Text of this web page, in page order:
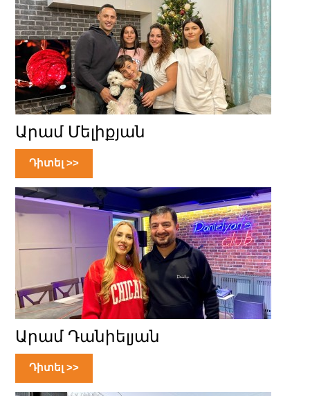
Արամ Մելիքյան
Դիտել >>
Արամ Դանիելյան
Դիտել >>